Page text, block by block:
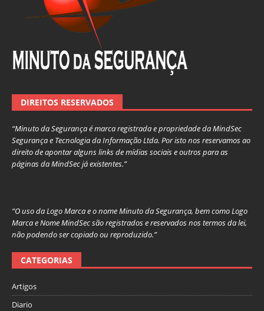
DIREITOS RESERVADOS
“Minuto da Segurança é marca registrada e propriedade da MindSec
Segurança e Tecnologia da Informação Ltda. Por isto nos reservamos ao
direito de apontar alguns links de mídias sociais e outros para as
páginas da MindSec já existentes.”
“O uso da Logo Marca e o nome Minuto da Segurança, bem como Logo
Marca e Nome MindSec são registrados e reservados nos termos da lei,
não podendo ser copiado ou reproduzido.”
CATEGORIAS
Artigos
Diario